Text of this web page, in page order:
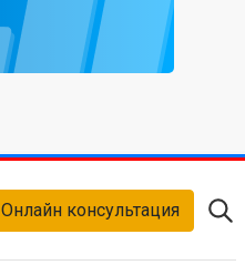
Онлайн консультация